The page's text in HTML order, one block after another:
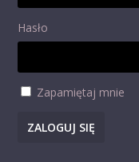
Hasło
Zapamiętaj mnie
ZALOGUJ SIĘ